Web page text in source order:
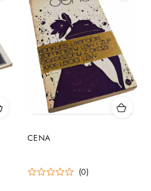
CENA
(0)